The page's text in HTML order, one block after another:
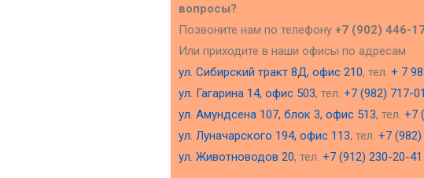
вопросы?
Позвоните нам по телефону +7 (902) 446-
Или приходите в наши офисы по адресам
ул. Сибирский тракт 8Д, офис 210, тел. + 7
ул. Гагарина 14, офис 503, тел. +7 (982) 717-
ул. Амундсена 107, блок 3, офис 513, тел. +7
ул. Луначарского 194, офис 113, тел. +7
ул. Животноводов 20, тел. +7 (912) 230-20-41